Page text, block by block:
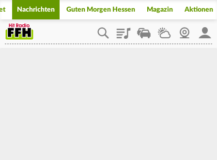
Nachrichten Guten Morgen Hessen Magazin Aktionen
PlaylistStaupilotWetterWebcam